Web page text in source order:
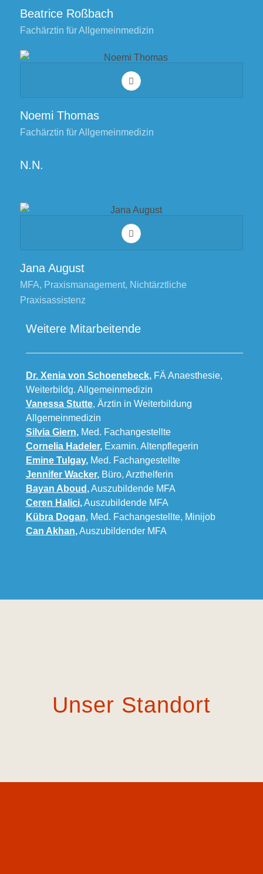
Beatrice Roßbach
Fachärztin für Allgemeinmedizin
Noemi Thomas
Fachärztin für Allgemeinmedizin
N.N.
Jana August
MFA, Praxismanagement, Nichtärztliche
Praxisassistenz
Weitere Mitarbeitende
Dr. Xenia von Schoenebeck,FÄ Anaesthesie,
Weiterbildg. Allgemeinmedizin
Vanessa Stutte, Ärztin in Weiterbildung
Allgemeinmedizin
Silvia Giern,Med. Fachangestellte
Cornelia Hadeler,Examin. Altenpflegerin
Emine Tulgay,Med. Fachangestellte
Jennifer Wacker,Büro, Arzthelferin
Bayan Aboud ,Auszubildende MFA
Ceren Halici,Auszubildende MFA
Kübra Dogan, Med. Fachangestellte, Minijob
Can Akhan,Auszubildender MFA
Unser Standort